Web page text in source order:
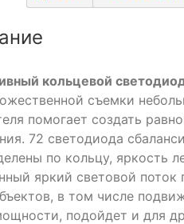
кольцевой
съемки
помогает создать
72 светодиода
по кольцу, яркость
яркий световой
в том числе
подойдет и для